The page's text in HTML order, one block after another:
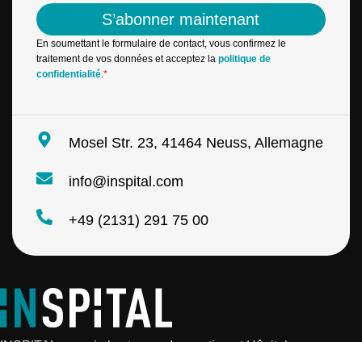
E
-
m
a
i
a
i
l
*
S’abonner maintenant
En soumettant le formulaire de contact, vous confirmez le
traitement de vos données et acceptez la politique de
confidentialité *
Mosel Str. 23, 41464 Neuss, Allemagne
info@inspital.com
+49 (2131) 291 75 00